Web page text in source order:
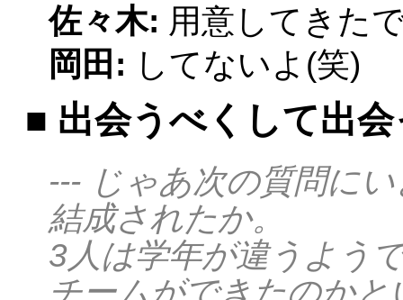
佐々木: 用意してきた
岡田: してないよ(笑)
■ 出会うべくして出
--- じゃあ次の質問に
結成されたか。
3人は学年が違うよう
チームができたのか